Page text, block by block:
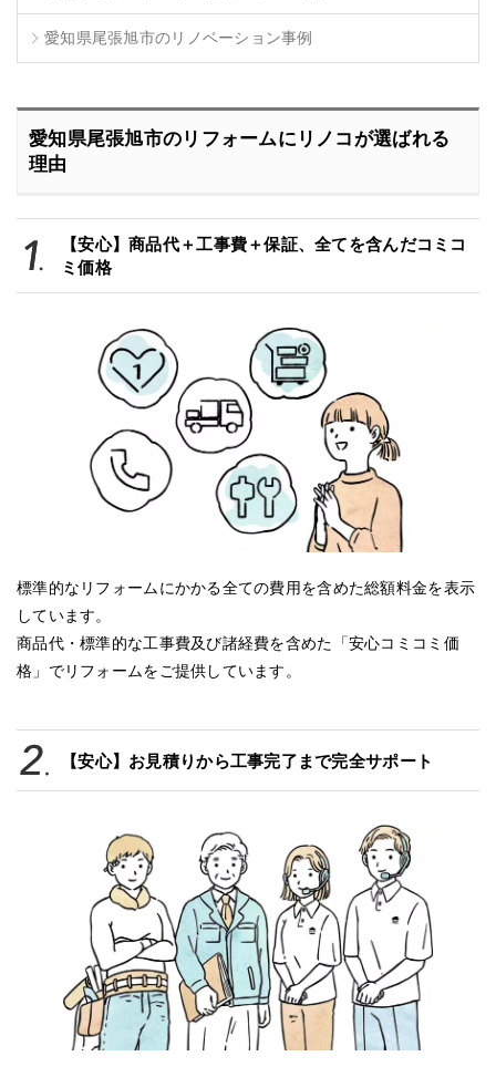
愛知県尾張旭市のリノベーション事例
愛知県尾張旭市のリフォームにリノコが選ばれる
理由
【安心】商品代＋工事費＋保証、全てを含んだコミコ
ミ価格
標準的なリフォームにかかる全ての費用を含めた総額料金を表示
しています。
商品代・標準的な工事費及び諸経費を含めた「安心コミコミ価
格」でリフォームをご提供しています。
【安心】お見積りから工事完了まで完全サポート